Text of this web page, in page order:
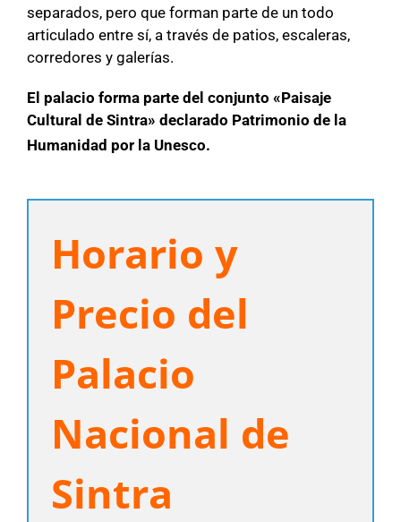
separados, pero que forman parte de un todo
articulado entre sí, a través de patios, escaleras,
corredores y galerías.
El palacio forma parte del conjunto «Paisaje
Cultural de Sintra» declarado Patrimonio de la
Humanidad por la Unesco.
Horario y
Precio del
Palacio
Nacional de
Sintra